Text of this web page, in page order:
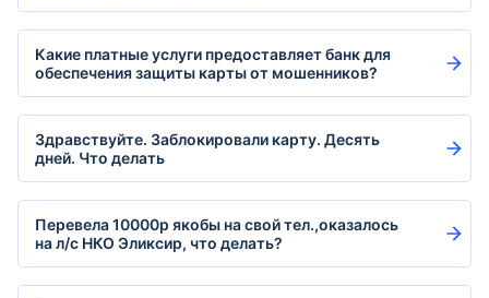
Какие платные услуги предоставляет банк для
обеспечения защиты карты от мошенников?
Здравствуйте. Заблокировали карту. Десять
дней. Что делать
Перевела 10000р якобы на свой тел.,оказалось
на л/с НКО Эликсир, что делать?